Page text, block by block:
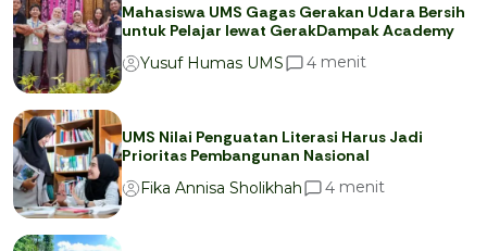
Mahasiswa UMS Gagas Gerakan Udara Bersih
untuk Pelajar lewat GerakDampak Academy
Yusuf Humas UMS
4 menit
UMS Nilai Penguatan Literasi Harus Jadi
Prioritas Pembangunan Nasional
Fika Annisa Sholikhah
4 menit